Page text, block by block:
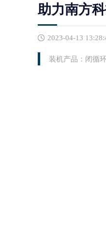
Polytec显微式激光测振仪
MSA-650 IRIS 显微式激光测振仪
助力南方
2023-04-13
装机产品：闭循